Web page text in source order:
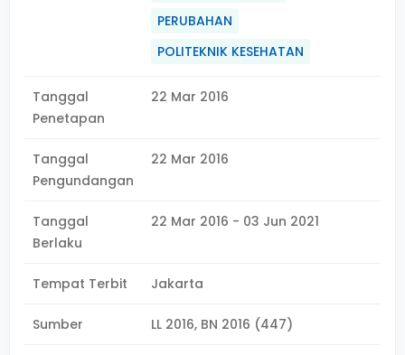
PERUBAHAN
POLITEKNIK KESEHATAN
Tanggal
Penetapan
22 Mar 2016
Tanggal
Pengundangan
22 Mar 2016
Tanggal
Berlaku
22 Mar 2016 - 03 Jun 2021
Tempat Terbit Jakarta
Sumber LL 2016, BN 2016 (447)